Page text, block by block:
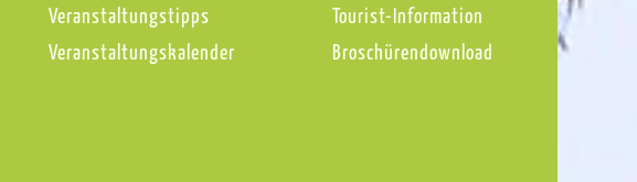
Veranstaltungstipps
Veranstaltungskalender
Tourist-Information
Broschürendownload